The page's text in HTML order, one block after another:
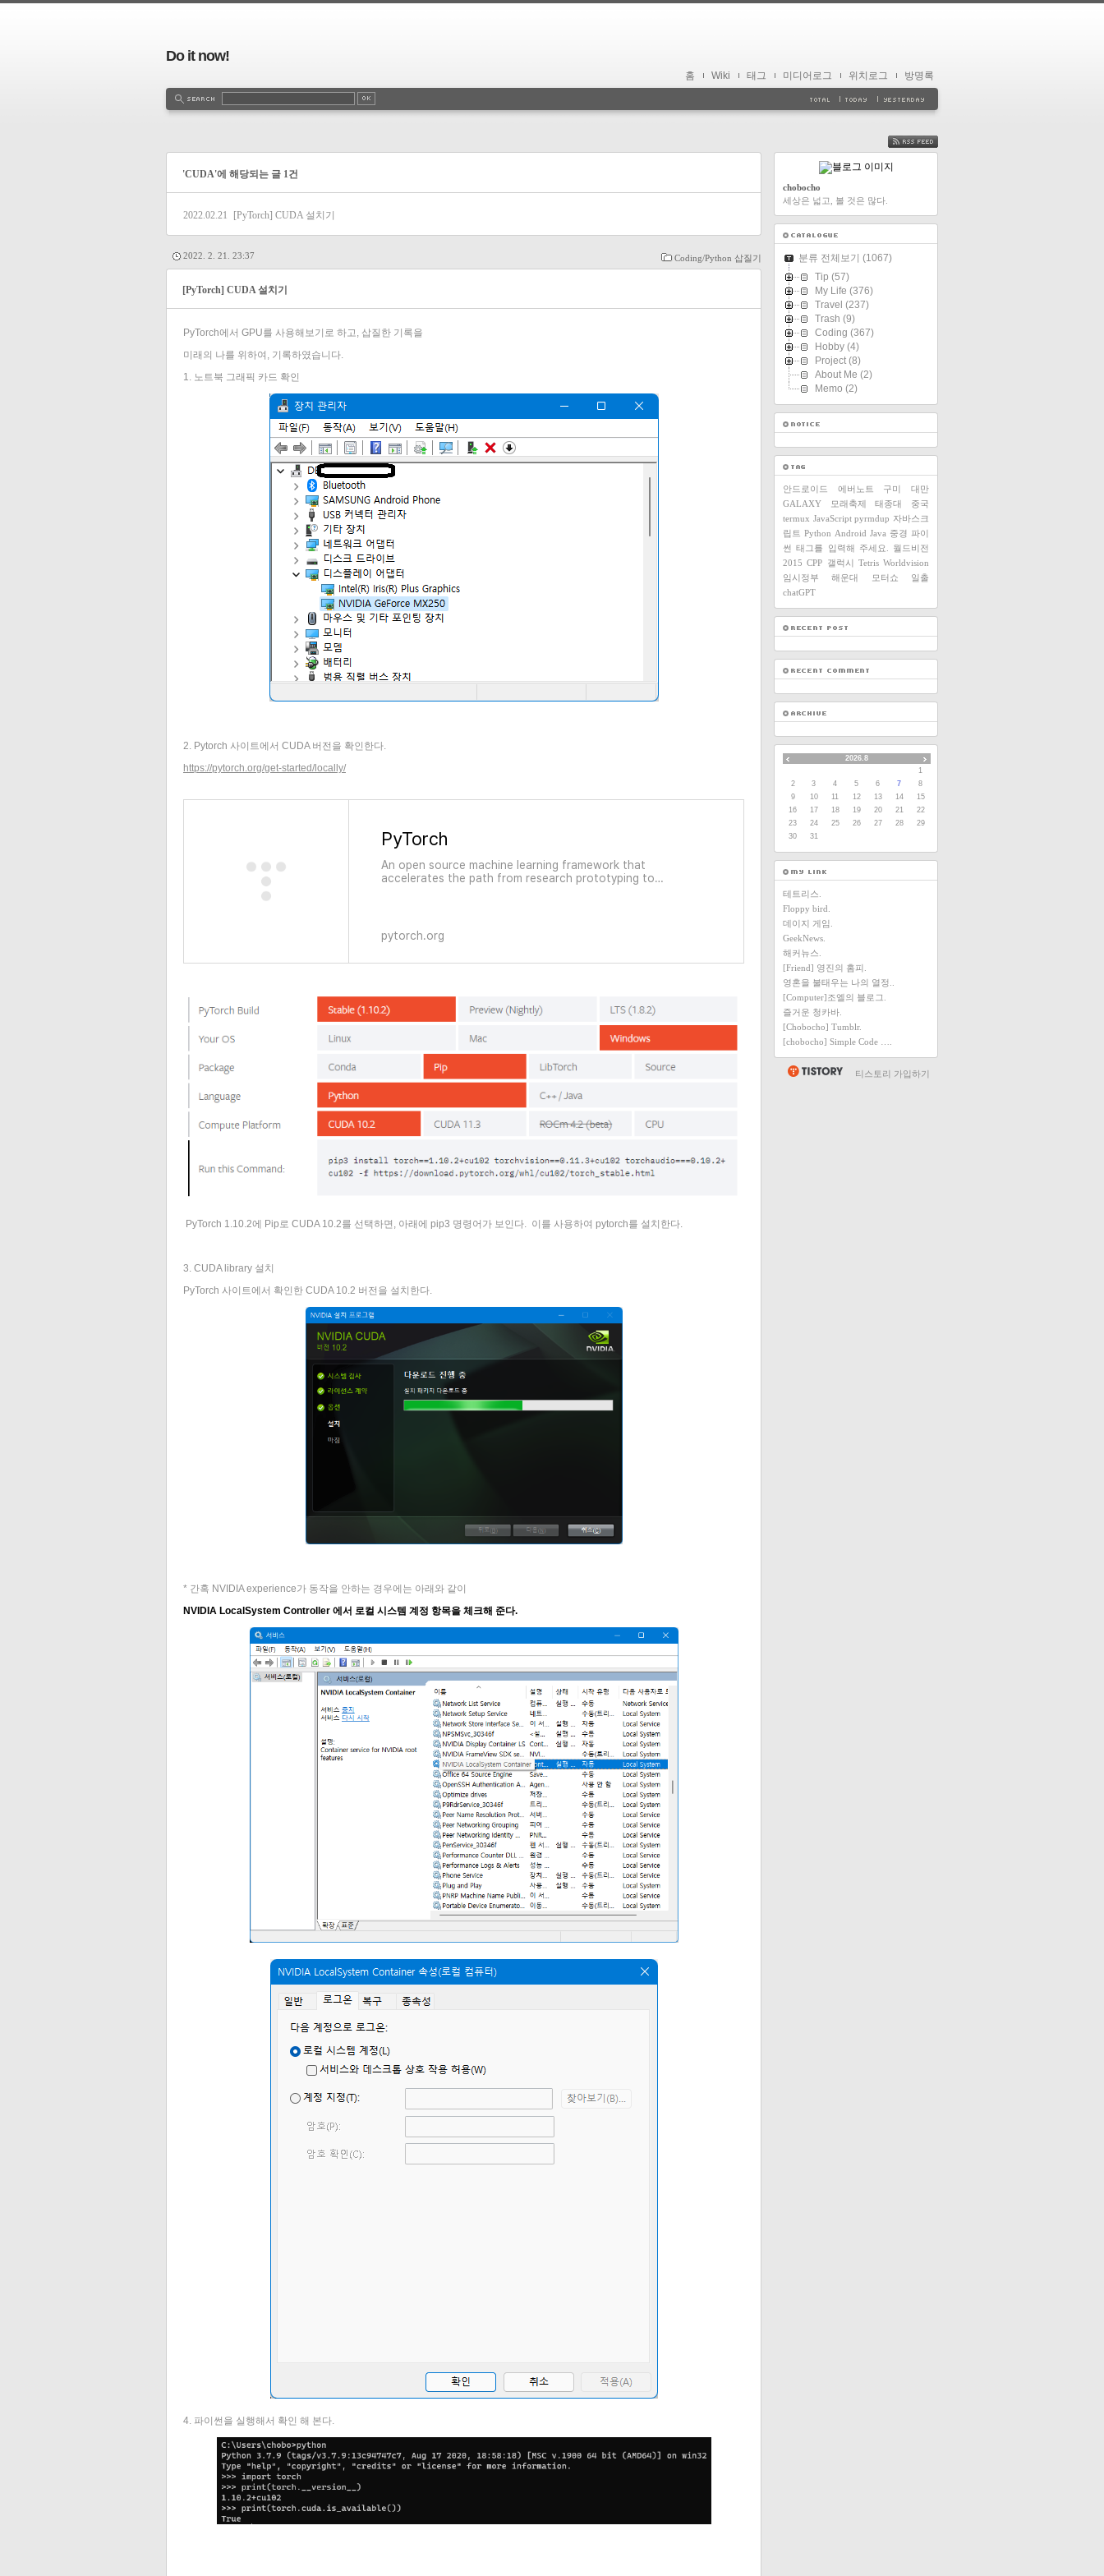
Do it now!
홈 Wiki 태그 미디어로그 위치로그 방명록
'CUDA'에 해당되는 글 1건
2022.02.21 [PyTorch] CUDA 설치기
Coding/Python 삽질기
2022. 2. 21. 23:37
[PyTorch] CUDA 설치기
PyTorch에서 GPU를 사용해보기로 하고, 삽질한 기록을
미래의 나를 위하여, 기록하였습니다.
1. 노트북 그래픽 카드 확인
2. Pytorch 사이트에서 CUDA 버전을 확인한다.
https://pytorch.org/get-started/locally/
PyTorch
An open source machine learning framework that
accelerates the path from research prototyping to
pytorch.org
PyTorch 1.10.2에 Pip로 CUDA 10.2를 선택하면, 아래에 pip3 명령어가 보인다. 이를 사용하여 pytorch를 설치한다.
3. CUDA library 설치
PyTorch 사이트에서 확인한 CUDA 10.2 버전을 설치한다.
* 간혹 NVIDIA experience가 동작을 안하는 경우에는 아래와 같이
NVIDIA LocalSystem Controller 에서 로컬 시스템 계정 항목을 체크해 준다.
4. 파이썬을 실행해서 확인 해 본다.
FEED
chobocho
세상은 넓고, 볼 것은 많다.
분류 전체보기 (1067)
Tip (57)
My Life (376)
Travel (237)
Trash (9)
Coding (367)
Hobby (4)
Project (8)
About Me (2)
Memo (2)
안드로이드 에버노트 구미
대만
GALAXY
모래축제 태종대
중국
termux JavaScript pyrmdup 자바스크
립트 Python Android Java 중경 파이
썬 태그를 입력해 주세요.
월드비전
2015 CPP 갤럭시 Tetris Worldvision
임시정부
해운대 모터쇼
일출
chatGPT
2026.8
1
2
3 4 5 6 7
8
9
10 11 12 13 14
15
16
17 18 19 20 21
22
23
24 25 26 27 28
29
30
31
테트리스.
Floppy bird.
데이지 게임.
GeekNews.
해커뉴스.
[Friend] 영진의 홈피.
영혼을 불태우는 나의 열정..
[Computer]조엘의 블로그.
즐거운 청카바.
[Chobocho] Tumblr.
[chobocho] Simple Code ….
티스토리 가입하기